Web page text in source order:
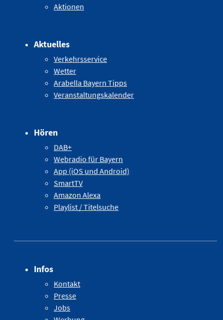
Aktionen
Aktuelles
Verkehrsservice
Wetter
Arabella Bayern Tipps
Veranstaltungskalender
Hören
DAB+
Webradio für Bayern
App (iOS und Android)
SmartTV
Amazon Alexa
Playlist / Titelsuche
Infos
Kontakt
Presse
Jobs